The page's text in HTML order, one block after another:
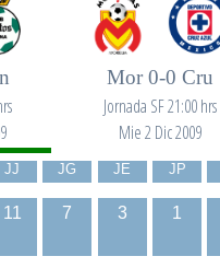
Mor 0-0 Cru
Jornada SF 21:00 hrs
Mie 2 Dic 2009
JJ JG JE JP
11 7 3 1